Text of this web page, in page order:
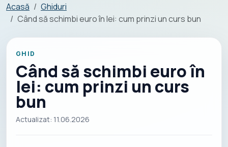
Acasă
Ghiduri
Când să schimbi euro în lei: cum prinzi un curs bun
GHID
Când să schimbi euro în
lei: cum prinzi un curs
bun
Actualizat: 11.06.2026